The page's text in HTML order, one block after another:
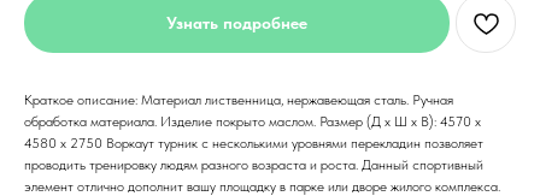
Узнать подробнее
Краткое описание: Материал лиственница, нержавеющая сталь. Ручная
обработка материала. Изделие покрыто маслом. Размер (Д x Ш x В): 4570 x
4580 x 2750 Воркаут турник с несколькими уровнями перекладин позволяет
проводить тренировку людям разного возраста и роста. Данный спортивный
элемент отлично дополнит вашу площадку в парке или дворе жилого комплекса.